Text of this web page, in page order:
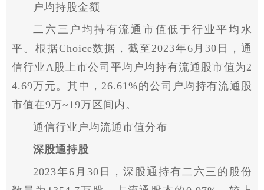
户均持股金额
二六三户均持有流通市值低于行业平均水
平。根据Choice数据，截至2023年6月30日，通
信行业A股上市公司平均户均持有流通股市值为2
4.69万元。其中，26.61%的公司户均持有流通股
市值在9万~19万区间内。
通信行业户均流通市值分布
深股通持股
2023年6月30日，深股通持有二六三的股份